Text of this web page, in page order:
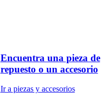
Encuentra una pieza de
repuesto o un accesorio
Ir a piezas y accesorios